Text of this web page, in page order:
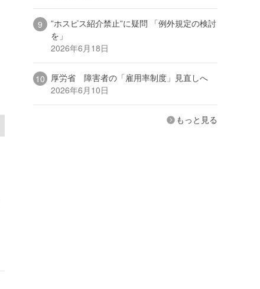
”ホスピス紹介禁止”に疑問 「例外規定の検討
を」
2026年6月18日
厚労省 障害者の「雇用率制度」見直しへ
2026年6月10日
もっと見る